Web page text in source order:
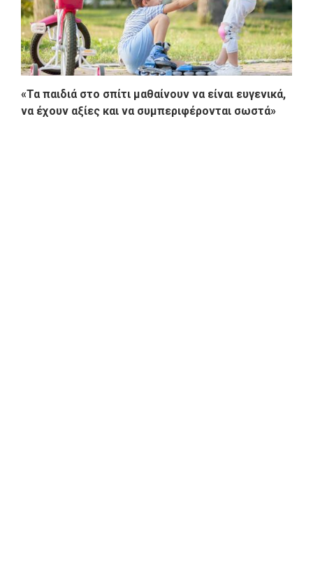
«Τα παιδιά στο σπίτι μαθαίνουν να είναι ευγενικά,
να έχουν αξίες και να συμπεριφέρονται σωστά»